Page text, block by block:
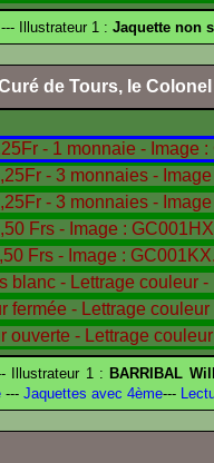
--- Illustrateur 1 : Jaquette non
de Tours, le
Illustrateur 1 : BARRIBAL
--- Jaquettes avec 4ème---